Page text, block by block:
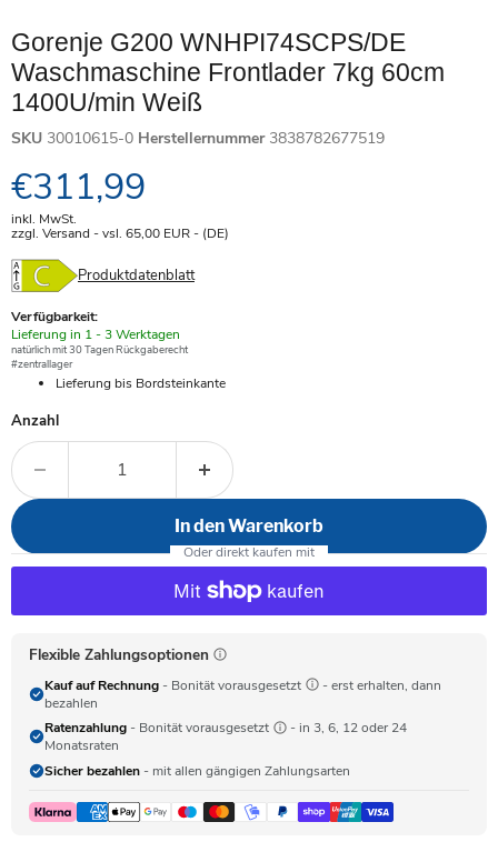
Gorenje G200 WNHPI74SCPS/DE
Waschmaschine Frontlader 7kg 60cm
1400U/min Weiß
SKU 30010615-0 Herstellernummer 3838782677519
Aktueller Preis
€311,99
inkl. MwSt.
zzgl. Versand - vsl. 65,00 EUR- (DE)
Produktdatenblatt
Verfügbarkeit:
Verfügbar
-
Lieferung in 1 - 3 Werktagen
natürlich mit 30 Tagen Rückgaberecht
#zentrallager
Lieferung bis Bordsteinkante
Anzahl
In den Warenkorb
Flexible Zahlungsoptionen
Kauf auf Rechnung - Bonität vorausgesetzt
- erst erhalten, dann
bezahlen
Ratenzahlung - Bonität vorausgesetzt
- in 3, 6, 12 oder 24
Monatsraten
Sicher bezahlen - mit allen gängigen Zahlungsarten